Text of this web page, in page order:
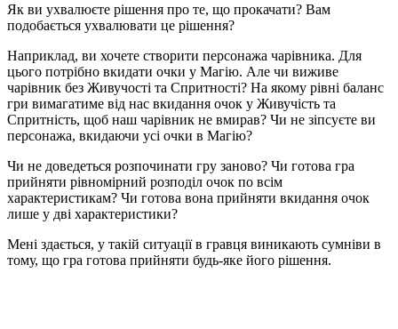
Як ви ухвалюєте рішення про те, що прокачати? Вам
подобається ухвалювати це рішення?
Наприклад, ви хочете створити персонажа чарівника. Для
цього потрібно вкидати очки у Магію. Але чи виживе
чарівник без Живучості та Спритності? На якому рівні баланс
гри вимагатиме від нас вкидання очок у Живучість та
Спритність, щоб наш чарівник не вмирав? Чи не зіпсуєте ви
персонажа, вкидаючи усі очки в Магію?
Чи не доведеться розпочинати гру заново? Чи готова гра
прийняти рівномірний розподіл очок по всім
характеристикам? Чи готова вона прийняти вкидання очок
лише у дві характеристики?
Мені здається, у такій ситуації в гравця виникають сумніви в
тому, що гра готова прийняти будь-яке його рішення.